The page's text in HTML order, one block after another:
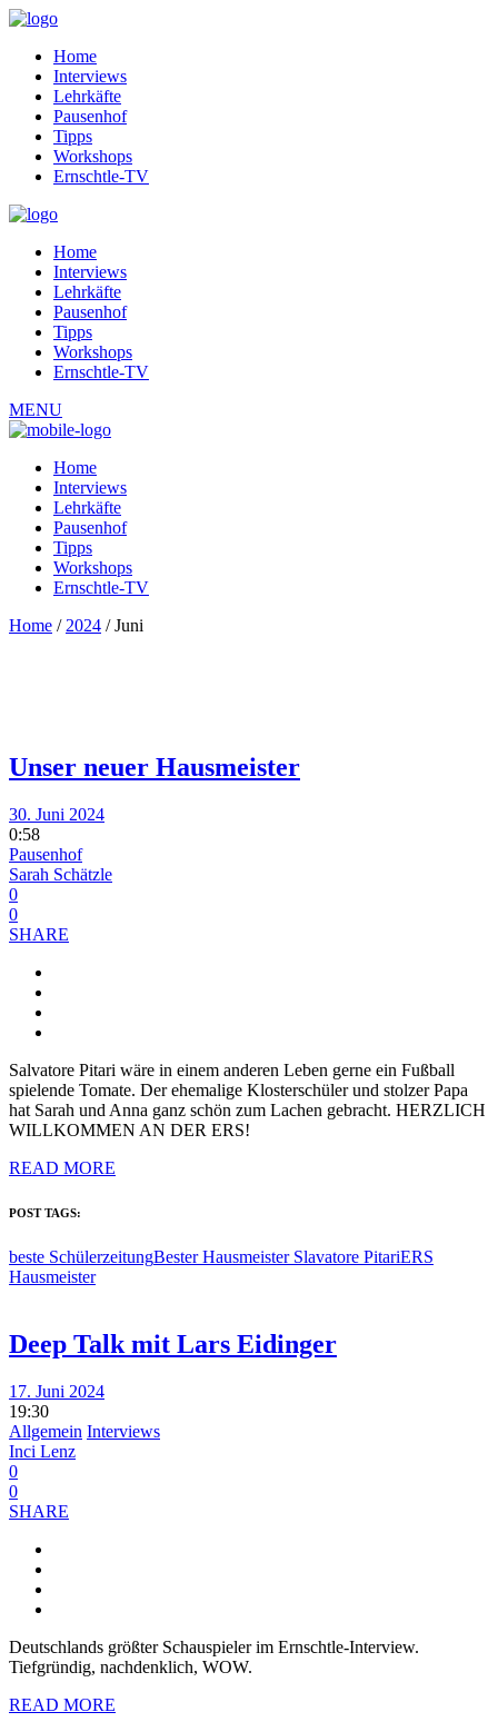
Home
Interviews
Lehrkäfte
Pausenhof
Tipps
Workshops
Ernschtle-TV
Home
Interviews
Lehrkäfte
Pausenhof
Tipps
Workshops
Ernschtle-TV
MENU
Home
Interviews
Lehrkäfte
Pausenhof
Tipps
Workshops
Ernschtle-TV
Home / 2024 /Juni
Unser neuer Hausmeister
30. Juni 2024
0:58
Pausenhof
Sarah Schätzle
0
0
SHARE
Salvatore Pitari wäre in einem anderen Leben gerne ein Fußball
spielende Tomate. Der ehemalige Klosterschüler und stolzer Papa
hat Sarah und Anna ganz schön zum Lachen gebracht. HERZLICH
WILLKOMMEN AN DER ERS!
READ MORE
POST TAGS:
beste SchülerzeitungBester Hausmeister Slavatore PitariERS
Hausmeister
Deep Talk mit Lars Eidinger
17. Juni 2024
19:30
Allgemein Interviews
Inci Lenz
0
0
SHARE
Deutschlands größter Schauspieler im Ernschtle-Interview.
Tiefgründig, nachdenklich, WOW.
READ MORE